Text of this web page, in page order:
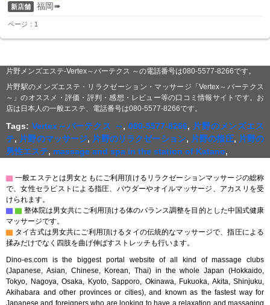
新店舗 福岡➠
ページ：1
片野メンズエステ-Vertex～バーテクス ～の電話番号は080-5577-8266です。
片野駅のメンズエステ・リラクゼーション・マッサージ「Vertex～バーテクス
～」のオススメ・評価・評判・感想・レビュー等の口コミ情報サイトです。お
店は日本人の一般エステ、電話番号は080-5577-8266です。
Tags: Vertex～バーテクス ～,080-5577-8266, 片野のメンズエス
テ, 片野のマッサージ, 片野のリラクゼーション, 片野の指圧, 片野の
男性エステ, massage and spa in the station of Katano,
▇ 一般エステとは男女ともにご利用頂けるリラクゼーションマッサージの総称
で、女性セラピストによる指圧、パウダーやオイルマッサージ、アカスリを受
けられます。
▇ ▇ 整体院は男女共にご利用頂ける体のバランス調整を目的とした中国式健康
マッサージです。
▇ タイ古式は男女共にご利用頂けるタイの伝統的なマッサージで、指圧による
揉みだけでなく四肢を曲げ伸ばすストレッチも行います。
Dino-es.com is the biggest portal website of all kind of massage clubs
(Japanese, Asian, Chinese, Korean, Thai) in the whole Japan (Hokkaido,
Tokyo, Nagoya, Osaka, Kyoto, Sapporo, Okinawa, Fukuoka, Akita, Shinjuku,
Akihabara and other provinces or cities), and known as the fastest way for
Japanese and foreigners who are looking to have a relaxation and massaging